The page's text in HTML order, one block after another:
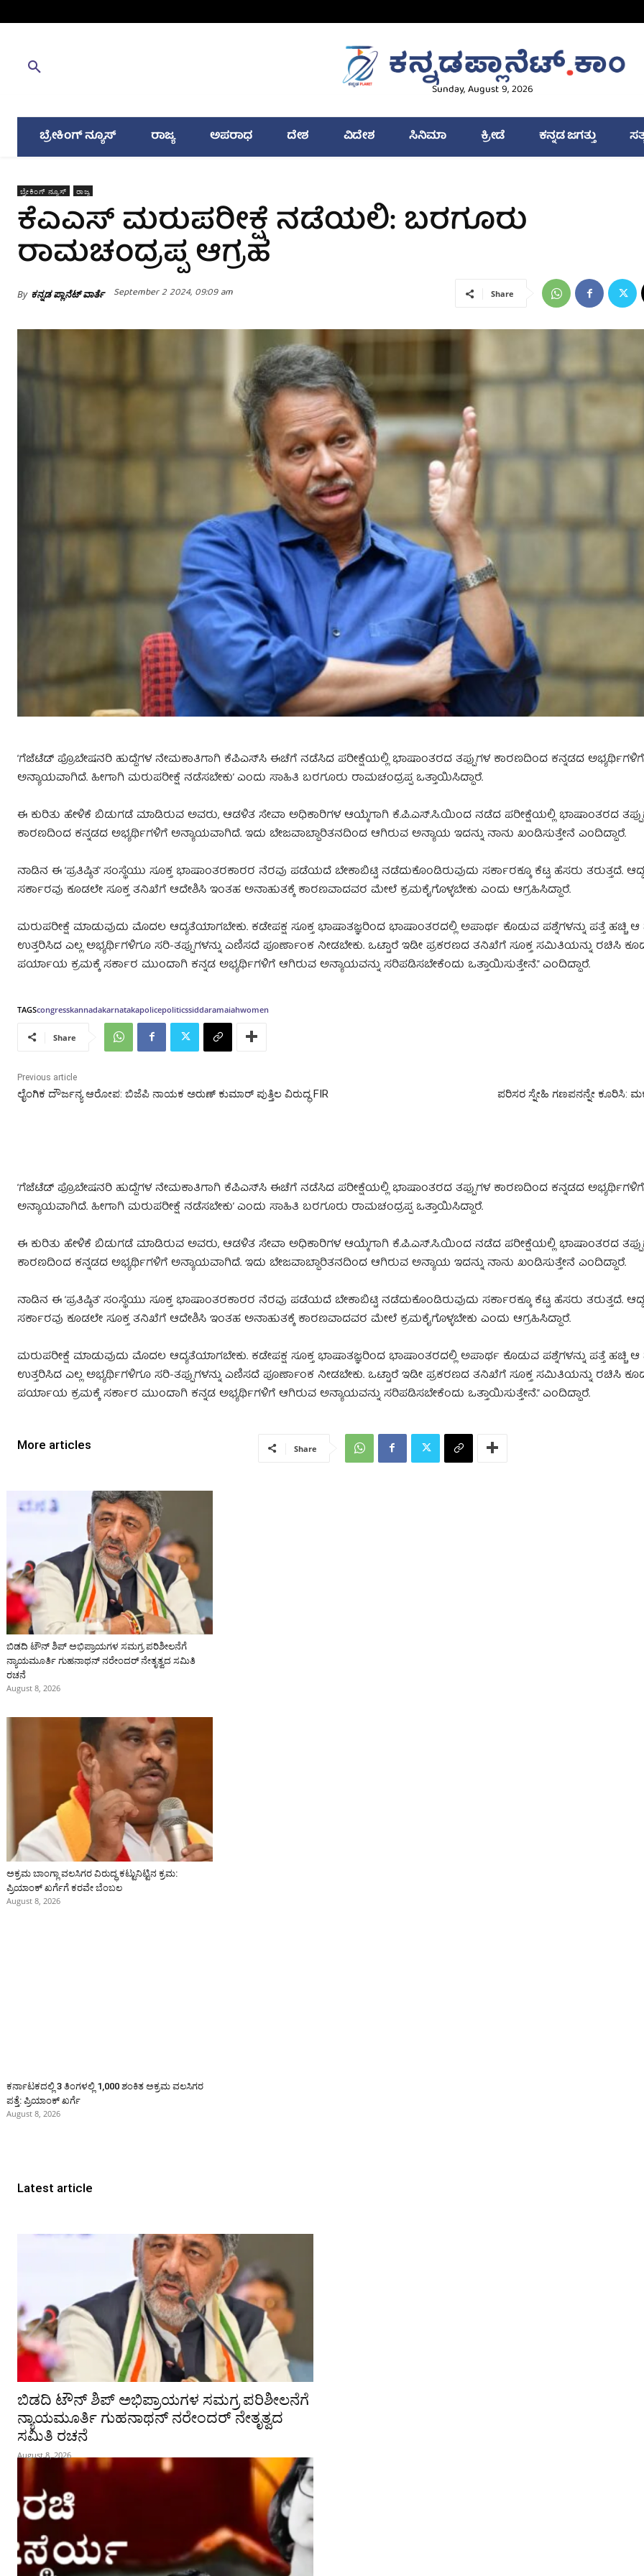
Sunday, August 9, 2026
ಬ್ರೇಕಿಂಗ್ ನ್ಯೂಸ್ ರಾಜ್ಯ ಅಪರಾಧ ದೇಶ ವಿದೇಶ ಸಿನಿಮಾ ಕ್ರೀಡೆ ಕನ್ನಡ ಜಗತ್ತು
ಬ್ರೇಕಿಂಗ್ ನ್ಯೂಸ್ ರಾಜ್ಯ
ಕೆಎಎಸ್ ಮರುಪರೀಕ್ಷೆ ನಡೆಯಲಿ: ಬರಗೂರು
ರಾಮಚಂದ್ರಪ್ಪ ಆಗ್ರಹ
By ಕನ್ನಡ ಪ್ಲಾನೆಟ್ ವಾರ್ತೆ September 2 2024, 09:09 am Share
‘ಗೆಜೆಟೆಡ್ ಪ್ರೊಬೇಷನರಿ ಹುದ್ದೆಗಳ ನೇಮಕಾತಿಗಾಗಿ ಕೆಪಿಎಸ್‌ಸಿ ಈಚೆಗೆ ನಡೆಸಿದ ಪರೀಕ್ಷೆಯಲ್ಲಿ ಭಾಷಾಂತರದ ತಪ್ಪುಗಳ ಕಾರಣದಿಂದ ಕನ್ನಡದ ಅಭ್ಯರ್ಥಿಗಳಿಗೆ
ಅನ್ಯಾಯವಾಗಿದೆ. ಹೀಗಾಗಿ ಮರುಪರೀಕ್ಷೆ ನಡೆಸಬೇಕು’ ಎಂದು ಸಾಹಿತಿ ಬರಗೂರು ರಾಮಚಂದ್ರಪ್ಪ ಒತ್ತಾಯಿಸಿದ್ದಾರೆ.
ಈ ಕುರಿತು ಹೇಳಿಕೆ ಬಿಡುಗಡೆ ಮಾಡಿರುವ ಅವರು, ಆಡಳಿತ ಸೇವಾ ಅಧಿಕಾರಿಗಳ ಆಯ್ಕೆಗಾಗಿ ಕೆ.ಪಿ.ಎಸ್.ಸಿ.ಯಿಂದ ನಡೆದ ಪರೀಕ್ಷೆಯಲ್ಲಿ ಭಾಷಾಂತರದ
ಕಾರಣದಿಂದ ಕನ್ನಡದ ಅಭ್ಯರ್ಥಿಗಳಿಗೆ ಅನ್ಯಾಯವಾಗಿದೆ. ಇದು ಬೇಜವಾಬ್ದಾರಿತನದಿಂದ ಆಗಿರುವ ಅನ್ಯಾಯ ಇದನ್ನು ನಾನು ಖಂಡಿಸುತ್ತೇನೆ ಎಂದಿದ್ದಾರೆ.
ನಾಡಿನ ಈ ‘ಪ್ರತಿಷ್ಠಿತ’ ಸಂಸ್ಥೆಯು ಸೂಕ್ತ ಭಾಷಾಂತರಕಾರರ ನೆರವು ಪಡೆಯದೆ ಬೇಕಾಬಿಟ್ಟಿ ನಡೆದುಕೊಂಡಿರುವುದು ಸರ್ಕಾರಕ್ಕೂ ಕೆಟ್ಟ ಹೆಸರು ತರುತ್ತದೆ.
ಸರ್ಕಾರವು ಕೂಡಲೇ ಸೂಕ್ತ ತನಿಖೆಗೆ ಆದೇಶಿಸಿ ಇಂತಹ ಅನಾಹುತಕ್ಕೆ ಕಾರಣವಾದವರ ಮೇಲೆ ಕ್ರಮಕೈಗೊಳ್ಳಬೇಕು ಎಂದು ಆಗ್ರಹಿಸಿದ್ದಾರೆ.
ಮರುಪರೀಕ್ಷೆ ಮಾಡುವುದು ಮೊದಲ ಆದ್ಯತೆಯಾಗಬೇಕು. ಕಡೇಪಕ್ಷ ಸೂಕ್ತ ಭಾಷಾತಜ್ಞರಿಂದ ಭಾಷಾಂತರದಲ್ಲಿ ಅಪಾರ್ಥ ಕೊಡುವ ಪಶ್ನೆಗಳನ್ನು ಪತ್ತೆ ಹಚ್ಚಿ ಆ
ಉತ್ತರಿಸಿದ ಎಲ್ಲ ಅಭ್ಯರ್ಥಿಗಳಿಗೂ ಸರಿ-ತಪ್ಪುಗಳನ್ನು ಎಣಿಸದೆ ಪೂರ್ಣಾಂಕ ನೀಡಬೇಕು. ಒಟ್ಟಾರೆ ಇಡೀ ಪ್ರಕರಣದ ತನಿಖೆಗೆ ಸೂಕ್ತ ಸಮಿತಿಯನ್ನು ರಚಿಸಿ
ಪರ್ಯಾಯ ಕ್ರಮಕ್ಕೆ ಸರ್ಕಾರ ಮುಂದಾಗಿ ಕನ್ನಡ ಅಭ್ಯರ್ಥಿಗಳಿಗೆ ಆಗಿರುವ ಅನ್ಯಾಯವನ್ನು ಸರಿಪಡಿಸಬೇಕೆಂದು ಒತ್ತಾಯಿಸುತ್ತೇನೆ.” ಎಂದಿದ್ದಾರೆ.
TAGScongresskannadakarnatakapolicepoliticssiddaramaiahwomen
Share
Previous article
ಲೈಂಗಿಕ ದೌರ್ಜನ್ಯ ಆರೋಪ: ಬಿಜೆಪಿ ನಾಯಕ ಅರುಣ್ ಕುಮಾರ್ ಪುತ್ತಿಲ ವಿರುದ್ಧ FIR ಪರಿಸರ ಸ್ನೇಹಿ ಗಣಪನನ್ನೇ ಕೂರಿಸಿ:
‘ಗೆಜೆಟೆಡ್ ಪ್ರೊಬೇಷನರಿ ಹುದ್ದೆಗಳ ನೇಮಕಾತಿಗಾಗಿ ಕೆಪಿಎಸ್‌ಸಿ ಈಚೆಗೆ ನಡೆಸಿದ ಪರೀಕ್ಷೆಯಲ್ಲಿ ಭಾಷಾಂತರದ ತಪ್ಪುಗಳ ಕಾರಣದಿಂದ ಕನ್ನಡದ ಅಭ್ಯರ್ಥಿಗಳಿಗೆ
ಅನ್ಯಾಯವಾಗಿದೆ. ಹೀಗಾಗಿ ಮರುಪರೀಕ್ಷೆ ನಡೆಸಬೇಕು’ ಎಂದು ಸಾಹಿತಿ ಬರಗೂರು ರಾಮಚಂದ್ರಪ್ಪ ಒತ್ತಾಯಿಸಿದ್ದಾರೆ.
ಈ ಕುರಿತು ಹೇಳಿಕೆ ಬಿಡುಗಡೆ ಮಾಡಿರುವ ಅವರು, ಆಡಳಿತ ಸೇವಾ ಅಧಿಕಾರಿಗಳ ಆಯ್ಕೆಗಾಗಿ ಕೆ.ಪಿ.ಎಸ್.ಸಿ.ಯಿಂದ ನಡೆದ ಪರೀಕ್ಷೆಯಲ್ಲಿ ಭಾಷಾಂತರದ
ಕಾರಣದಿಂದ ಕನ್ನಡದ ಅಭ್ಯರ್ಥಿಗಳಿಗೆ ಅನ್ಯಾಯವಾಗಿದೆ. ಇದು ಬೇಜವಾಬ್ದಾರಿತನದಿಂದ ಆಗಿರುವ ಅನ್ಯಾಯ ಇದನ್ನು ನಾನು ಖಂಡಿಸುತ್ತೇನೆ ಎಂದಿದ್ದಾರೆ.
ನಾಡಿನ ಈ ‘ಪ್ರತಿಷ್ಠಿತ’ ಸಂಸ್ಥೆಯು ಸೂಕ್ತ ಭಾಷಾಂತರಕಾರರ ನೆರವು ಪಡೆಯದೆ ಬೇಕಾಬಿಟ್ಟಿ ನಡೆದುಕೊಂಡಿರುವುದು ಸರ್ಕಾರಕ್ಕೂ ಕೆಟ್ಟ ಹೆಸರು ತರುತ್ತದೆ.
ಸರ್ಕಾರವು ಕೂಡಲೇ ಸೂಕ್ತ ತನಿಖೆಗೆ ಆದೇಶಿಸಿ ಇಂತಹ ಅನಾಹುತಕ್ಕೆ ಕಾರಣವಾದವರ ಮೇಲೆ ಕ್ರಮಕೈಗೊಳ್ಳಬೇಕು ಎಂದು ಆಗ್ರಹಿಸಿದ್ದಾರೆ.
ಮರುಪರೀಕ್ಷೆ ಮಾಡುವುದು ಮೊದಲ ಆದ್ಯತೆಯಾಗಬೇಕು. ಕಡೇಪಕ್ಷ ಸೂಕ್ತ ಭಾಷಾತಜ್ಞರಿಂದ ಭಾಷಾಂತರದಲ್ಲಿ ಅಪಾರ್ಥ ಕೊಡುವ ಪಶ್ನೆಗಳನ್ನು ಪತ್ತೆ ಹಚ್ಚಿ ಆ
ಉತ್ತರಿಸಿದ ಎಲ್ಲ ಅಭ್ಯರ್ಥಿಗಳಿಗೂ ಸರಿ-ತಪ್ಪುಗಳನ್ನು ಎಣಿಸದೆ ಪೂರ್ಣಾಂಕ ನೀಡಬೇಕು. ಒಟ್ಟಾರೆ ಇಡೀ ಪ್ರಕರಣದ ತನಿಖೆಗೆ ಸೂಕ್ತ ಸಮಿತಿಯನ್ನು ರಚಿಸಿ
ಪರ್ಯಾಯ ಕ್ರಮಕ್ಕೆ ಸರ್ಕಾರ ಮುಂದಾಗಿ ಕನ್ನಡ ಅಭ್ಯರ್ಥಿಗಳಿಗೆ ಆಗಿರುವ ಅನ್ಯಾಯವನ್ನು ಸರಿಪಡಿಸಬೇಕೆಂದು ಒತ್ತಾಯಿಸುತ್ತೇನೆ.” ಎಂದಿದ್ದಾರೆ.
More articles
ಬಿಡದಿ ಟೌನ್ ಶಿಪ್ ಅಭಿಪ್ರಾಯಗಳ ಸಮಗ್ರ ಪರಿಶೀಲನೆಗೆ
ನ್ಯಾಯಮೂರ್ತಿ ಗುಹನಾಥನ್ ನರೇಂದರ್ ನೇತೃತ್ವದ ಸಮಿತಿ
ರಚನೆ
August 8, 2026
ಅಕ್ರಮ ಬಾಂಗ್ಲಾ ವಲಸಿಗರ ವಿರುದ್ಧ ಕಟ್ಟುನಿಟ್ಟಿನ ಕ್ರಮ:
ಪ್ರಿಯಾಂಕ್ ಖರ್ಗೆಗೆ ಕರವೇ ಬೆಂಬಲ
August 8, 2026
ಕರ್ನಾಟಕದಲ್ಲಿ 3 ತಿಂಗಳಲ್ಲಿ 1,000 ಶಂಕಿತ ಅಕ್ರಮ ವಲಸಿಗರ
ಪತ್ತೆ: ಪ್ರಿಯಾಂಕ್‌ ಖರ್ಗೆ
August 8, 2026
Share
Latest article
ಬಿಡದಿ ಟೌನ್ ಶಿಪ್ ಅಭಿಪ್ರಾಯಗಳ ಸಮಗ್ರ ಪರಿಶೀಲನೆಗೆ
ನ್ಯಾಯಮೂರ್ತಿ ಗುಹನಾಥನ್ ನರೇಂದರ್ ನೇತೃತ್ವದ
ಸಮಿತಿ ರಚನೆ
August 8, 2026